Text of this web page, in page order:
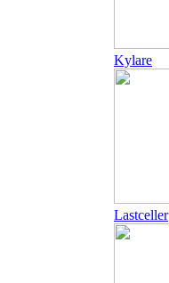
Kylare
Lastceller